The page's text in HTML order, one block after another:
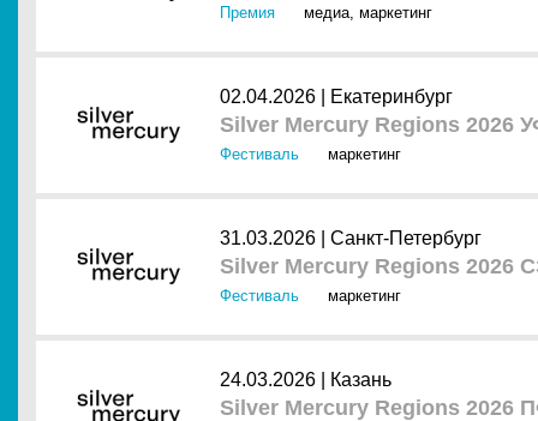
Премия медиа, маркетинг
02.04.2026 | Екатеринбург
Silver Mercury Regions 2026
Фестиваль маркетинг
31.03.2026 | Санкт-Петербург
Silver Mercury Regions 2026
Фестиваль маркетинг
24.03.2026 | Казань
Silver Mercury Regions 2026